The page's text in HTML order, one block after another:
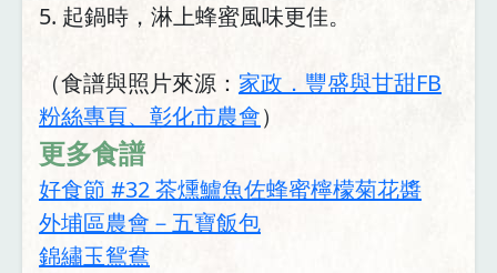
5. 起鍋時，淋上蜂蜜風味更佳。
（食譜與照片來源： 家政．豐盛與甘甜FB
粉絲專頁、彰化市農會）
更多食譜
好食節 #32 茶燻鱸魚佐蜂蜜檸檬菊花醬
外埔區農會－五寶飯包
錦繡玉鴛鴦